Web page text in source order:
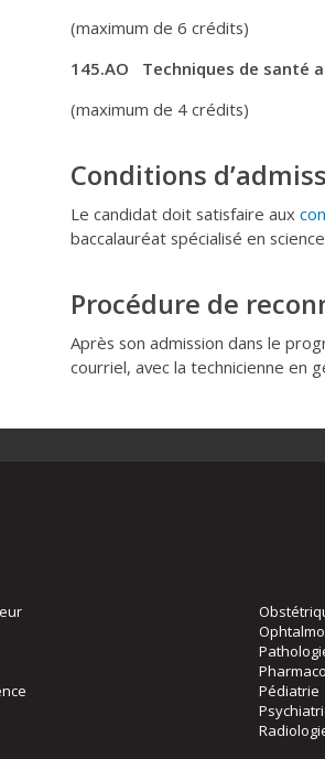
(maximum de 6 crédits)
145.AO Techniques de santé
(maximum de 4 crédits)
Conditions
Le candidat doit satisfaire aux
baccalauréat spécialisé en
Procédure de
Après son admission dans le
courriel, avec la technicienne en
Pédiatrie